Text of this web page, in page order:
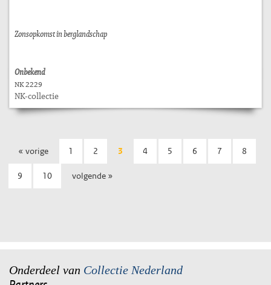
Zonsopkomst in berglandschap
Onbekend
NK 2229
NK-collectie
« vorige 1 2 3 4 5 6 7 8
9 10 volgende »
Onderdeel van Collectie Nederland